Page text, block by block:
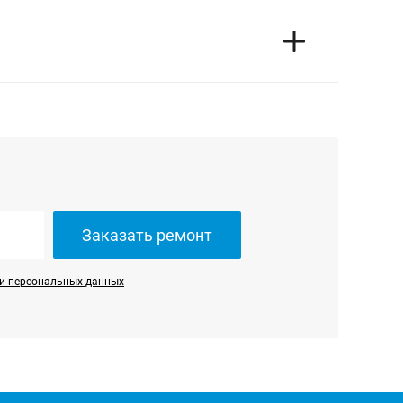
Заказать ремонт
персональных данных